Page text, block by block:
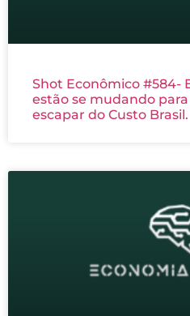
Shot Econômico #584-
estão se mudando
escapar do Custo Brasil.